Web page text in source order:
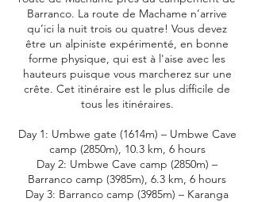
Barranco. La route de Machame n’arrive
qu’ici la nuit trois ou quatre! Vous devez
être un alpiniste expérimenté, en bonne
forme physique, qui est à l'aise avec les
hauteurs puisque vous marcherez sur une
crête. Cet itinéraire est le plus difficile de
tous les itinéraires.
Day 1: Umbwe gate (1614m) – Umbwe Cave
camp (2850m), 10.3 km, 6 hours
Day 2: Umbwe Cave camp (2850m) –
Barranco camp (3985m), 6.3 km, 6 hours
Day 3: Barranco camp (3985m) – Karanga